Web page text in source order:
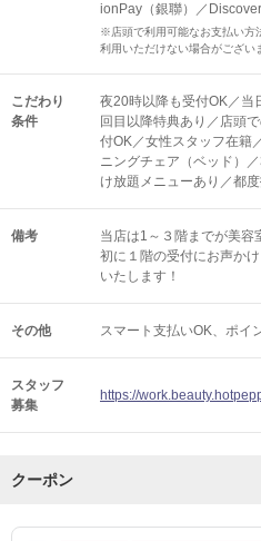
ionPay（銀聯）／Discover
※店頭で利用可能なお支払い方
利用いただけない場合がござい
こだわり
条件
夜20時以降も受付OK／当
回目以降特典あり／店頭
付OK／女性スタッフ在籍
ニングチェア（ベッド）
け放題メニューあり／都
備考
当店は1～３階までが美容
初に１階の受付にお声か
いたします！
その他 スマート支払いOK ポイ
スタッフ
募集
https://
クーポン